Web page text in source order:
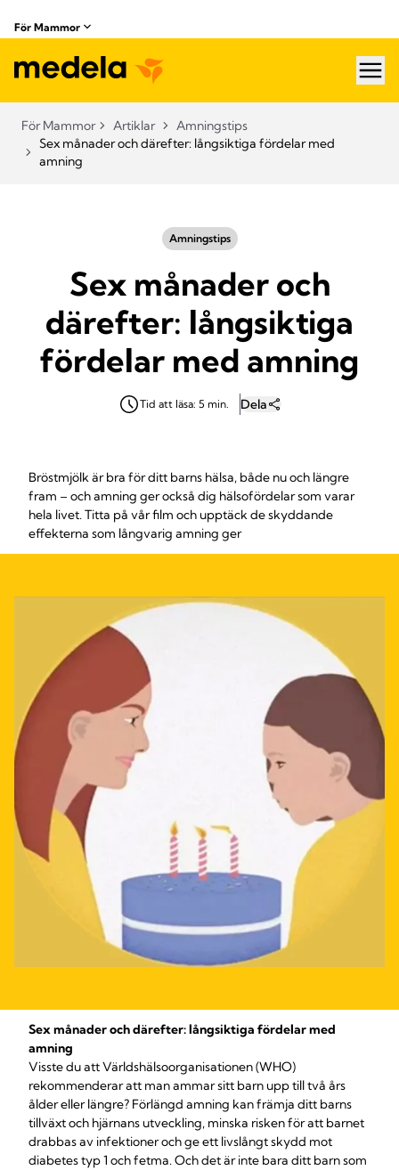
För Mammor
För Mammor Artiklar
Amningstips
Sex månader och därefter: långsiktiga fördelar med
amning
Amningstips
Sex månader och
därefter: långsiktiga
fördelar med amning
Tid att läsa: 5 min. Dela
Bröstmjölk är bra för ditt barns hälsa, både nu och längre
fram – och amning ger också dig hälsofördelar som varar
hela livet. Titta på vår film och upptäck de skyddande
effekterna som långvarig amning ger
Sex månader och därefter: långsiktiga fördelar med
amning
Visste du att Världshälsoorganisationen (WHO)
rekommenderar att man ammar sitt barn upp till två års
ålder eller längre? Förlängd amning kan främja ditt barns
tillväxt och hjärnans utveckling, minska risken för att barnet
drabbas av infektioner och ge ett livslångt skydd mot
diabetes typ 1 och fetma. Och det är inte bara ditt barn som